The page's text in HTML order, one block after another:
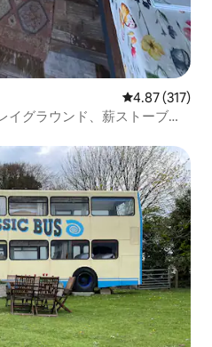
レビュー317
4.87 (317)
グラウンド、薪ストーブ、